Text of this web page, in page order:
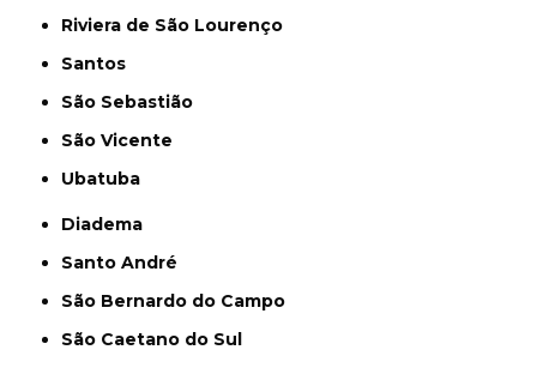
Riviera de São Lourenço
Santos
São Sebastião
São Vicente
Ubatuba
Diadema
Santo André
São Bernardo do Campo
São Caetano do Sul